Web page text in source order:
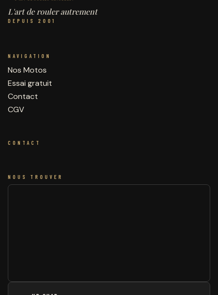
L'art de rouler autrement
DEPUIS 2001
NAVIGATION
Nos Motos
Essai gratuit
Contact
CGV
CONTACT
NOUS TROUVER